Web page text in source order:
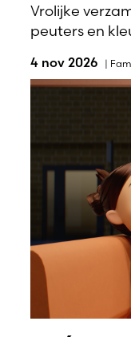
Vrolijke
peuters en
4 nov 2026 |